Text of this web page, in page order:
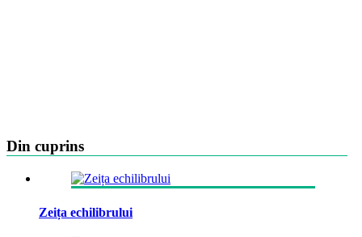
Din cuprins
Zeița echilibrului